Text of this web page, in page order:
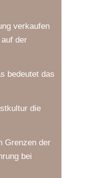
verkaufen
der
bedeutet das
die
Grenzen der
bei